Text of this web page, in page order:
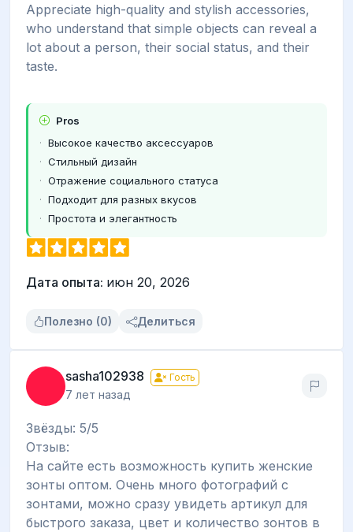
Appreciate high-quality and stylish accessories,
who understand that simple objects can reveal a
lot about a person, their social status, and their
taste.
Pros
Высокое качество аксессуаров
Стильный дизайн
Отражение социального статуса
Подходит для разных вкусов
Простота и элегантность
Дата опыта: июн 20, 2026
Полезно (0) Делиться
sasha102938 Гость
7 лет назад
Звёзды: 5/5
Отзыв:
На сайте есть возможность купить женские
зонты оптом. Очень много фотографий с
зонтами, можно сразу увидеть артикул для
быстрого заказа, цвет и количество зонтов в